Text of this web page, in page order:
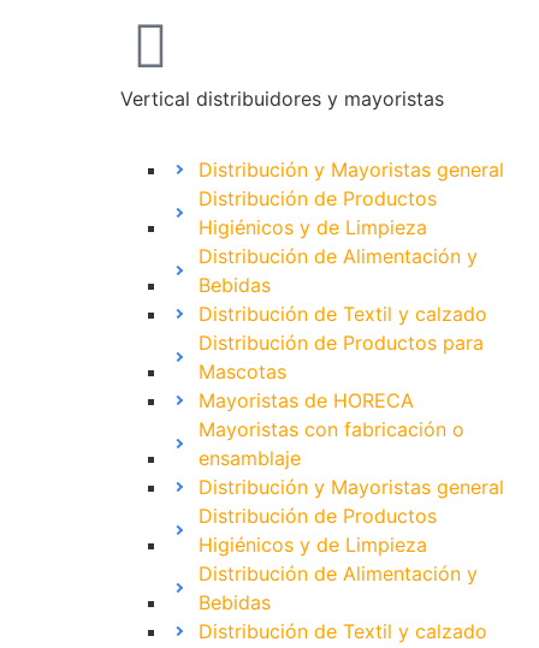
Vertical distribuidores y mayoristas
Distribución y Mayoristas general
Distribución de Productos
Higiénicos y de Limpieza
Distribución de Alimentación y
Bebidas
Distribución de Textil y calzado
Distribución de Productos para
Mascotas
Mayoristas de HORECA
Mayoristas con fabricación o
ensamblaje
Distribución y Mayoristas general
Distribución de Productos
Higiénicos y de Limpieza
Distribución de Alimentación y
Bebidas
Distribución de Textil y calzado